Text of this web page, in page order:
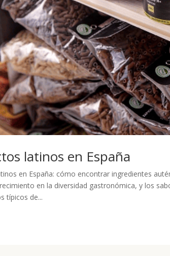
latinos en España
en España: cómo encontrar ingredientes
en la diversidad gastronómica, y los
típicos de...